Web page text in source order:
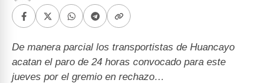
De manera parcial los transportistas de Huancayo
acatan el paro de 24 horas convocado para este
jueves por el gremio en rechazo…